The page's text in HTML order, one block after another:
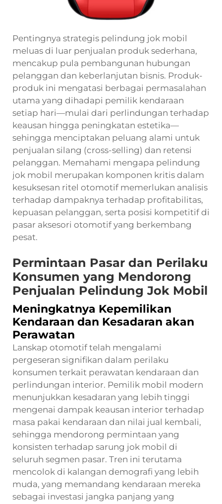
Pentingnya strategis pelindung jok mobil
meluas di luar penjualan produk sederhana,
mencakup pula pembangunan hubungan
pelanggan dan keberlanjutan bisnis. Produk-
produk ini mengatasi berbagai permasalahan
utama yang dihadapi pemilik kendaraan
setiap hari—mulai dari perlindungan terhadap
keausan hingga peningkatan estetika—
sehingga menciptakan peluang alami untuk
penjualan silang (cross-selling) dan retensi
pelanggan. Memahami mengapa pelindung
jok mobil merupakan komponen kritis dalam
kesuksesan ritel otomotif memerlukan analisis
terhadap dampaknya terhadap profitabilitas,
kepuasan pelanggan, serta posisi kompetitif di
pasar aksesori otomotif yang berkembang
pesat.
Permintaan Pasar dan Perilaku
Konsumen yang Mendorong
Penjualan Pelindung Jok Mobil
Meningkatnya Kepemilikan
Kendaraan dan Kesadaran akan
Perawatan
Lanskap otomotif telah mengalami
pergeseran signifikan dalam perilaku
konsumen terkait perawatan kendaraan dan
perlindungan interior. Pemilik mobil modern
menunjukkan kesadaran yang lebih tinggi
mengenai dampak keausan interior terhadap
masa pakai kendaraan dan nilai jual kembali,
sehingga mendorong permintaan yang
konsisten terhadap sarung jok mobil di
seluruh segmen pasar. Tren ini terutama
mencolok di kalangan demografi yang lebih
muda, yang memandang kendaraan mereka
sebagai investasi jangka panjang yang